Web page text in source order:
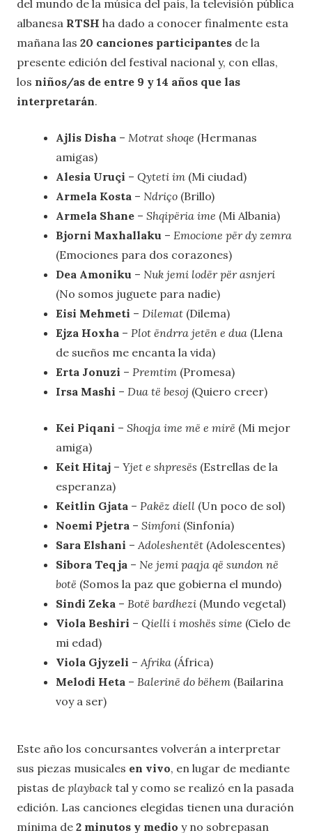
del mundo de la música del país, la televisión pública
albanesa RTSH ha dado a conocer finalmente esta
mañana las 20 canciones participantes de la
presente edición del festival nacional y, con ellas,
los niños/as de entre 9 y 14 años que las
interpretarán.
Ajlis Disha – Motrat shoqe (Hermanas
amigas)
Alesia Uruçi – Qyteti im (Mi ciudad)
Armela Kosta – Ndriço (Brillo)
Armela Shane – Shqipëria ime (Mi Albania)
Bjorni Maxhallaku – Emocione për dy zemra
(Emociones para dos corazones)
Dea Amoniku – Nuk jemi lodër për asnjeri
(No somos juguete para nadie)
Eisi Mehmeti – Dilemat (Dilema)
Ejza Hoxha – Plot ëndrra jetën e dua (Llena
de sueños me encanta la vida)
Erta Jonuzi – Premtim (Promesa)
Irsa Mashi – Dua të besoj (Quiero creer)
Kei Piqani – Shoqja ime më e mirë (Mi mejor
amiga)
Keit Hitaj – Yjet e shpresës (Estrellas de la
esperanza)
Keitlin Gjata – Pakëz diell (Un poco de sol)
Noemi Pjetra – Simfoni (Sinfonía)
Sara Elshani – Adoleshentët (Adolescentes)
Sibora Teqja – Ne jemi paqja që sundon në
botë (Somos la paz que gobierna el mundo)
Sindi Zeka – Botë bardhezi (Mundo vegetal)
Viola Beshiri – Qielli i moshës sime (Cielo de
mi edad)
Viola Gjyzeli – Afrika (África)
Melodi Heta – Balerinë do bëhem (Bailarina
voy a ser)
Este año los concursantes volverán a interpretar
sus piezas musicales en vivo, en lugar de mediante
pistas de playback tal y como se realizó en la pasada
edición. Las canciones elegidas tienen una duración
mínima de 2 minutos y medio y no sobrepasan